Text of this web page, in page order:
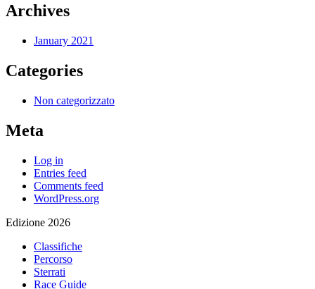
Archives
January 2021
Categories
Non categorizzato
Meta
Log in
Entries feed
Comments feed
WordPress.org
Edizione 2026
Classifiche
Percorso
Sterrati
Race Guide